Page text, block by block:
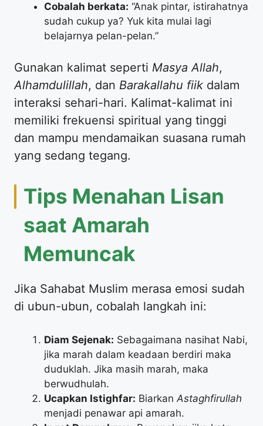
Cobalah berkata: “Anak pintar, istirahatnya
sudah cukup ya? Yuk kita mulai lagi
belajarnya pelan-pelan.”
​Gunakan kalimat seperti Masya Allah,
Alhamdulillah, dan Barakallahu fiik dalam
interaksi sehari-hari. Kalimat-kalimat ini
memiliki frekuensi spiritual yang tinggi
dan mampu mendamaikan suasana rumah
yang sedang tegang.
​Tips Menahan Lisan
saat Amarah
Memuncak
​Jika Sahabat Muslim merasa emosi sudah
di ubun-ubun, cobalah langkah ini:
Diam Sejenak: Sebagaimana nasihat Nabi,
jika marah dalam keadaan berdiri maka
duduklah. Jika masih marah, maka
berwudhulah.
Ucapkan Istighfar: Biarkan Astaghfirullah
menjadi penawar api amarah.